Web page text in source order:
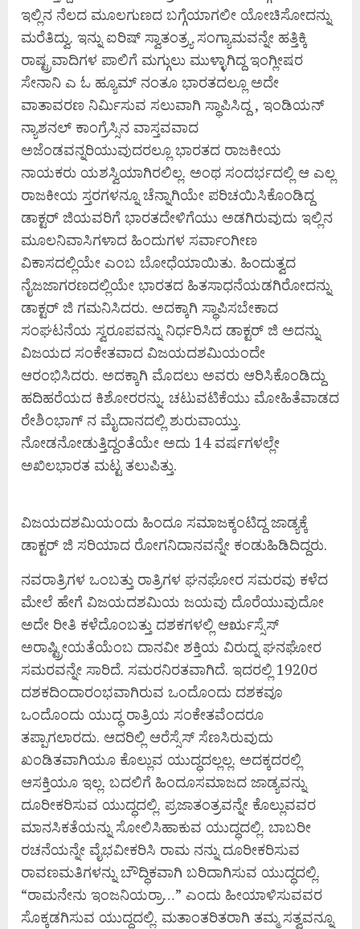
ಇಲ್ಲಿನ ನೆಲದ ಮೂಲಗುಣದ ಬಗ್ಗೆಯಾಗಲೀ ಯೋಚಿಸೋದನ್ನು
ಮರೆತಿದ್ವು. ಇನ್ನು ಐರಿಷ್ ಸ್ವಾತಂತ್ರ್ಯ ಸಂಗ್ಯಾಮವನ್ನೇ ಹತ್ತಿಕ್ಕಿ
ರಾಷ್ಟ್ರವಾದಿಗಳ ಪಾಲಿಗೆ ಮಗ್ಗುಲು ಮುಳ್ಳಾಗಿದ್ದ ಇಂಗ್ಲೀಷರ
ಸೇನಾನಿ ಎ ಓ ಹ್ಯೂಮ್ ನಂತೂ ಭಾರತದಲ್ಲೂ ಅದೇ
ವಾತಾವರಣ ನಿರ್ಮಿಸುವ ಸಲುವಾಗಿ ಸ್ಥಾಪಿಸಿದ್ದ , ಇಂಡಿಯನ್
ನ್ಯಾಶನಲ್ ಕಾಂಗ್ರೆಸ್ಸಿನ ವಾಸ್ತವವಾದ
ಅಜೆಂಡವನ್ನರಿಯುವುದರಲ್ಲೂ ಭಾರತದ ರಾಜಕೀಯ
ನಾಯಕರು ಯಶಸ್ವಿಯಾಗಿರಲಿಲ್ಲ. ಅಂಥ ಸಂದರ್ಭದಲ್ಲಿ ಆ ಎಲ್ಲ
ರಾಜಕೀಯ ಸ್ತರಗಳನ್ನೂ ಚೆನ್ನಾಗಿಯೇ ಪರಿಚಯಿಸಿಕೊಂಡಿದ್ದ
ಡಾಕ್ಟರ್ ಜಿಯವರಿಗೆ ಭಾರತದೇಳಿಗೆಯು ಅಡಗಿರುವುದು ಇಲ್ಲಿನ
ಮೂಲನಿವಾಸಿಗಳಾದ ಹಿಂದುಗಳ ಸರ್ವಾಂಗೀಣ
ವಿಕಾಸದಲ್ಲಿಯೇ ಎಂಬ ಬೋಧೆಯಾಯಿತು. ಹಿಂದುತ್ವದ
ನೈಜಜಾಗರಣದಲ್ಲಿಯೇ ಭಾರತದ ಹಿತಸಾಧನೆಯಡಗಿರೋದನ್ನು
ಡಾಕ್ಟರ್ ಜಿ ಗಮನಿಸಿದರು. ಅದಕ್ಕಾಗಿ ಸ್ಥಾಪಿಸಬೇಕಾದ
ಸಂಘಟನೆಯ ಸ್ವರೂಪವನ್ನು ನಿರ್ಧರಿಸಿದ ಡಾಕ್ಟರ್ ಜಿ ಅದನ್ನು
ವಿಜಯದ ಸಂಕೇತವಾದ ವಿಜಯದಶಮಿಯಂದೇ
ಆರಂಭಿಸಿದರು. ಅದಕ್ಕಾಗಿ ಮೊದಲು ಅವರು ಆರಿಸಿಕೊಂಡಿದ್ದು
ಹದಿಹರೆಯದ ಕಿಶೋರರನ್ನು. ಚಟುವಟಿಕೆಯು ಮೋಹಿತೆವಾಡದ
ರೇಶಿಂಭಾಗ್ ನ ಮೈದಾನದಲ್ಲಿ ಶುರುವಾಯ್ತು.
ನೋಡನೋಡುತ್ತಿದ್ದಂತೆಯೇ ಅದು 14 ವರ್ಷಗಳಲ್ಲೇ
ಅಖಿಲಭಾರತ ಮಟ್ಟ ತಲುಪಿತ್ತು.
ವಿಜಯದಶಮಿಯಂದು ಹಿಂದೂ ಸಮಾಜಕ್ಕಂಟಿದ್ದ ಜಾಡ್ಯಕ್ಕೆ
ಡಾಕ್ಟರ್ ಜಿ ಸರಿಯಾದ ರೋಗನಿದಾನವನ್ನೇ ಕಂಡುಹಿಡಿದಿದ್ದರು.
ನವರಾತ್ರಿಗಳ ಒಂಬತ್ತು ರಾತ್ರಿಗಳ ಘನಘೋರ ಸಮರವು ಕಳೆದ
ಮೇಲೆ ಹೇಗೆ ವಿಜಯದಶಮಿಯ ಜಯವು ದೊರೆಯುವುದೋ
ಅದೇ ರೀತಿ ಕಳೆದೊಂಬತ್ತು ದಶಕಗಳಲ್ಲಿ ಆರೃಸ್ಸೆಸ್
ಅರಾಷ್ಟ್ರೀಯತೆಯೆಂಬ ದಾನವೀ ಶಕ್ತಿಯ ವಿರುದ್ನ ಘನಘೋರ
ಸಮರವನ್ನೇ ಸಾರಿದೆ. ಸಮರನಿರತವಾಗಿದೆ. ಇದರಲ್ಲಿ 1920ರ
ದಶಕದಿಂದಾರಂಭವಾಗಿರುವ ಒಂದೊಂದು ದಶಕವೂ
ಒಂದೊಂದು ಯುದ್ಧ ರಾತ್ರಿಯ ಸಂಕೇತವೆಂದರೂ
ತಪ್ಪಾಗಲಾರದು. ಆದರಿಲ್ಲಿ ಆರೆಸ್ಸೆಸ್ ಸೆಣಸಿರುವುದು
ಖಂಡಿತವಾಗಿಯೂ ಕೊಲ್ಲುವ ಯುದ್ಧದಲ್ಲಲ್ಲ. ಅದಕ್ಕದರಲ್ಲಿ
ಆಸಕ್ತಿಯೂ ಇಲ್ಲ. ಬದಲಿಗೆ ಹಿಂದೂಸಮಾಜದ ಜಾಡ್ಯವನ್ನು
ದೂರೀಕರಿಸುವ ಯುದ್ಧದಲ್ಲಿ. ಪ್ರಜಾತಂತ್ರವನ್ನೇ ಕೊಲ್ಲುವವರ
ಮಾನಸಿಕತೆಯನ್ನು ಸೋಲಿಸಿಹಾಕುವ ಯುದ್ಧದಲ್ಲಿ. ಬಾಬರೀ
ರಚನೆಯನ್ನೇ ವೈಭವೀಕರಿಸಿ ರಾಮ ನನ್ನು ದೂರೀಕರಿಸುವ
ರಾವಣಮತಿಗಳನ್ನು ಬೌದ್ಧಿಕವಾಗಿ ಬರಿದಾಗಿಸುವ ಯುದ್ಧದಲ್ಲಿ.
“ರಾಮನೇನು ಇಂಜನಿಯರ್ರಾ…” ಎಂದು ಹೀಯಾಳಿಸುವವರ
ಸೊಕ್ಕಡಗಿಸುವ ಯುದ್ಧದಲ್ಲಿ. ಮತಾಂತರಿತರಾಗಿ ತಮ್ಮ ಸತ್ವವನ್ನೂ